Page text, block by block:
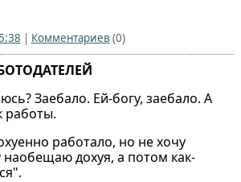
| Комментариев (0)
Заебало. Ей-богу, заебало. А
работы.
работало, но не хочу
наобещаю дохуя, а потом как-